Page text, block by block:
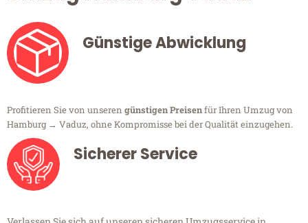
Günstige Abwicklung
Profitieren Sie von unseren günstigen Preisenfür Ihren Umzug von
Hamburg → Vaduz, ohne Kompromisse bei der Qualität einzugehen.
Sicherer Service